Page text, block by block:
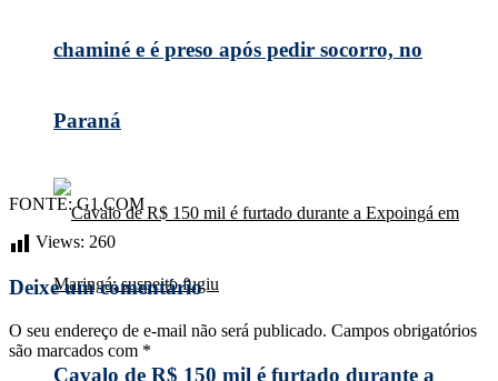
chaminé e é preso após pedir socorro, no
Paraná
Cavalo de R$ 150 mil é furtado durante a
FONTE: G1.COM
Views: 260
Deixe um comentário
O seu endereço de e-mail não será publicado. Campos obrigatórios
são marcados com *